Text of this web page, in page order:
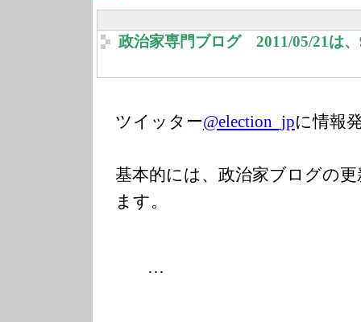
政治家専門ブログ 2011/05/21は
ツイッター@election_jpに情報
基本的には、政治家ブログの
ます。
…